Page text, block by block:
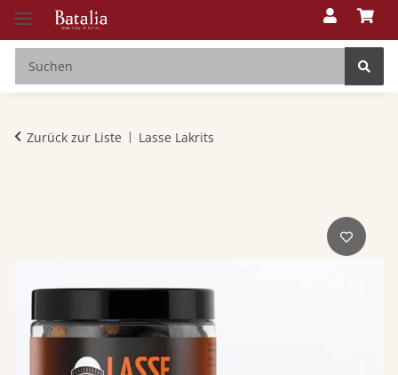
Zurück zur Liste Lasse Lakrits